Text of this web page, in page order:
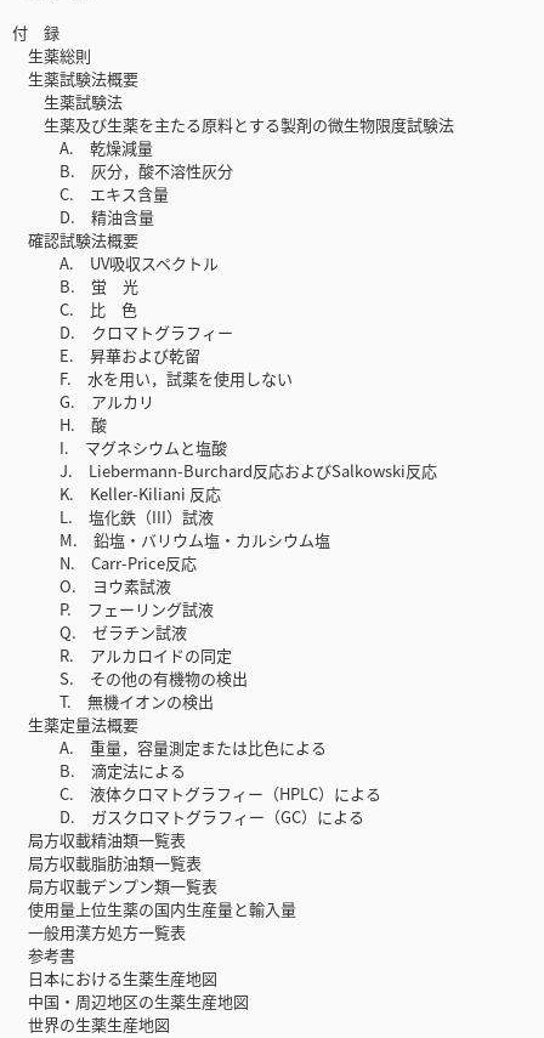
付 録
生薬総則
生薬試験法概要
生薬試験法
生薬及び生薬を主たる原料とする製剤の微生物限度試験法
A. 乾燥減量
B. 灰分，酸不溶性灰分
C. エキス含量
D. 精油含量
確認試験法概要
A. UV吸収スペクトル
B. 蛍 光
C. 比 色
D. クロマトグラフィー
E. 昇華および乾留
F. 水を用い，試薬を使用しない
G. アルカリ
H. 酸
I. マグネシウムと塩酸
J. Liebermann-Burchard反応およびSalkowski反応
K. Keller-Kiliani 反応
L. 塩化鉄（III）試液
M. 鉛塩・バリウム塩・カルシウム塩
N. Carr-Price反応
O. ヨウ素試液
P. フェーリング試液
Q. ゼラチン試液
R. アルカロイドの同定
S. その他の有機物の検出
T. 無機イオンの検出
生薬定量法概要
A. 重量，容量測定または比色による
B. 滴定法による
C. 液体クロマトグラフィー（HPLC）による
D. ガスクロマトグラフィー（GC）による
局方収載精油類一覧表
局方収載脂肪油類一覧表
局方収載デンプン類一覧表
使用量上位生薬の国内生産量と輸入量
一般用漢方処方一覧表
参考書
日本における生薬生産地図
中国・周辺地区の生薬生産地図
世界の生薬生産地図